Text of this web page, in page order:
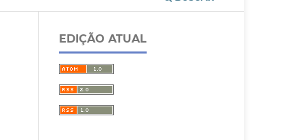
EDIÇÃO ATUAL